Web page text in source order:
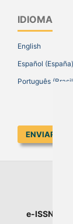
IDIOMA
English
Español (España)
Português
ENVIAR
e-ISSN :